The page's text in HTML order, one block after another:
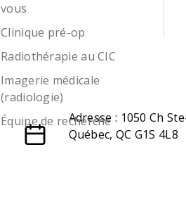
vous
Clinique pré-op
Radiothérapie au CIC
Imagerie médicale
(radiologie)
Équipe de rechercheAdresse : 1050 Ch
Québec, QC G1S 4L8